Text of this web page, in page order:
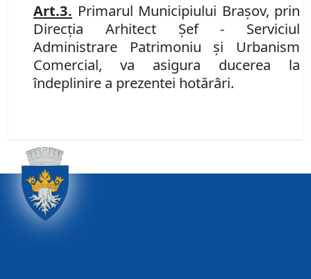
Art.3. Primarul Municipiului Braşov, prin
Direcţia Arhitect Şef - Serviciul
Administrare Patrimoniu şi Urbanism
Comercial, va asigura ducerea la
îndeplinire a prezentei hotărâri.